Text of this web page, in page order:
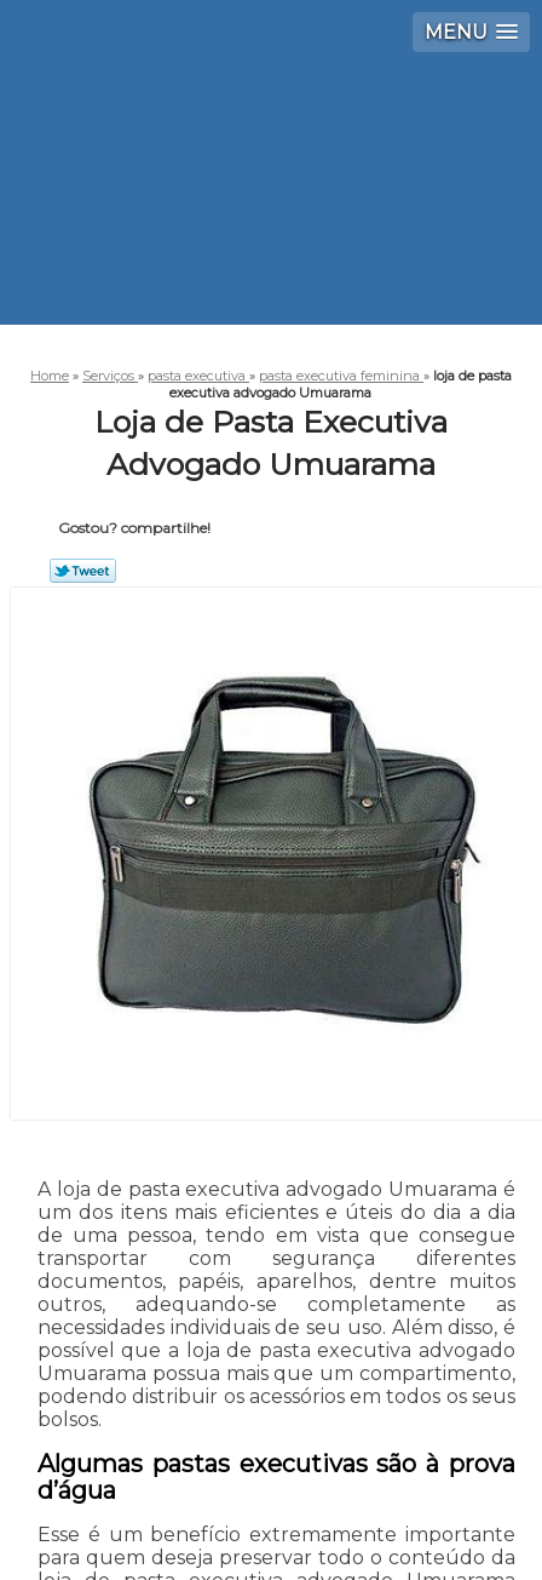
MENU
Home » Serviços » pasta executiva » pasta executiva feminina » loja de pasta
executiva advogado Umuarama
Loja de Pasta Executiva
Advogado Umuarama
Gostou? compartilhe!
A loja de pasta executiva advogado Umuarama é
um dos itens mais eficientes e úteis do dia a dia
de uma pessoa, tendo em vista que consegue
transportar com segurança diferentes
documentos, papéis, aparelhos, dentre muitos
outros, adequando-se completamente as
necessidades individuais de seu uso. Além disso, é
possível que a loja de pasta executiva advogado
Umuarama possua mais que um compartimento,
podendo distribuir os acessórios em todos os seus
bolsos.
Algumas pastas executivas são à prova
d’água
Esse é um benefício extremamente importante
para quem deseja preservar todo o conteúdo da